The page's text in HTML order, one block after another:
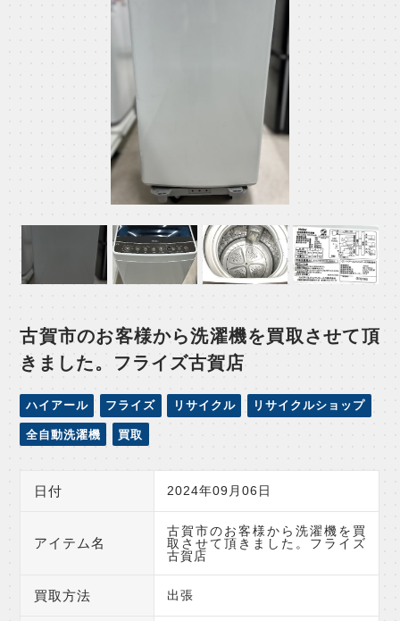
古賀市のお客様から洗濯機を買取させて頂
きました。フライズ古賀店
ハイアール フライズ リサイクル リサイクルショップ
全自動洗濯機 買取
日付 2024年09月06日
アイテム名
古賀市のお客様から洗濯機を買
取させて頂きました。フライズ
古賀店
買取方法 出張